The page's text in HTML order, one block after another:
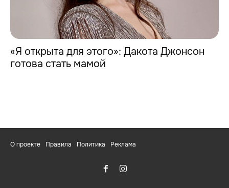
«Я открыта для этого»: Дакота Джонсон
готова стать мамой
О проекте Правила Политика Реклама